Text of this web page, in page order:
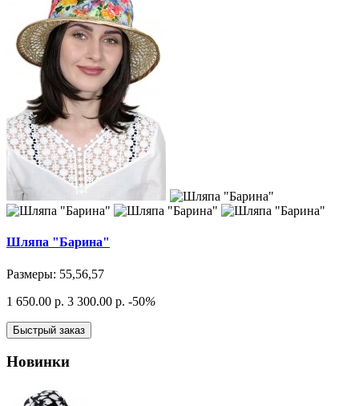
Шляпа "Барина"
Размеры: 55,56,57
1 650.00 р. 3 300.00 р. -50%
Быстрый заказ
Новинки